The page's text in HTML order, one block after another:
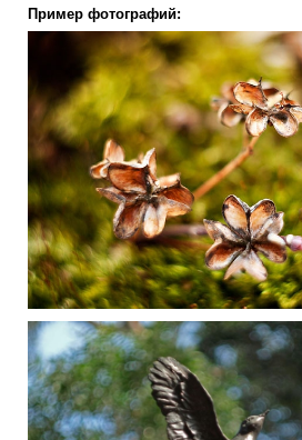
Пример фотографий: